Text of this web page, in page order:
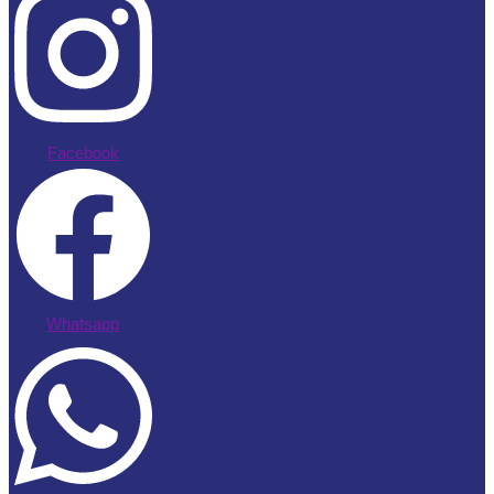
Facebook
Whatsapp